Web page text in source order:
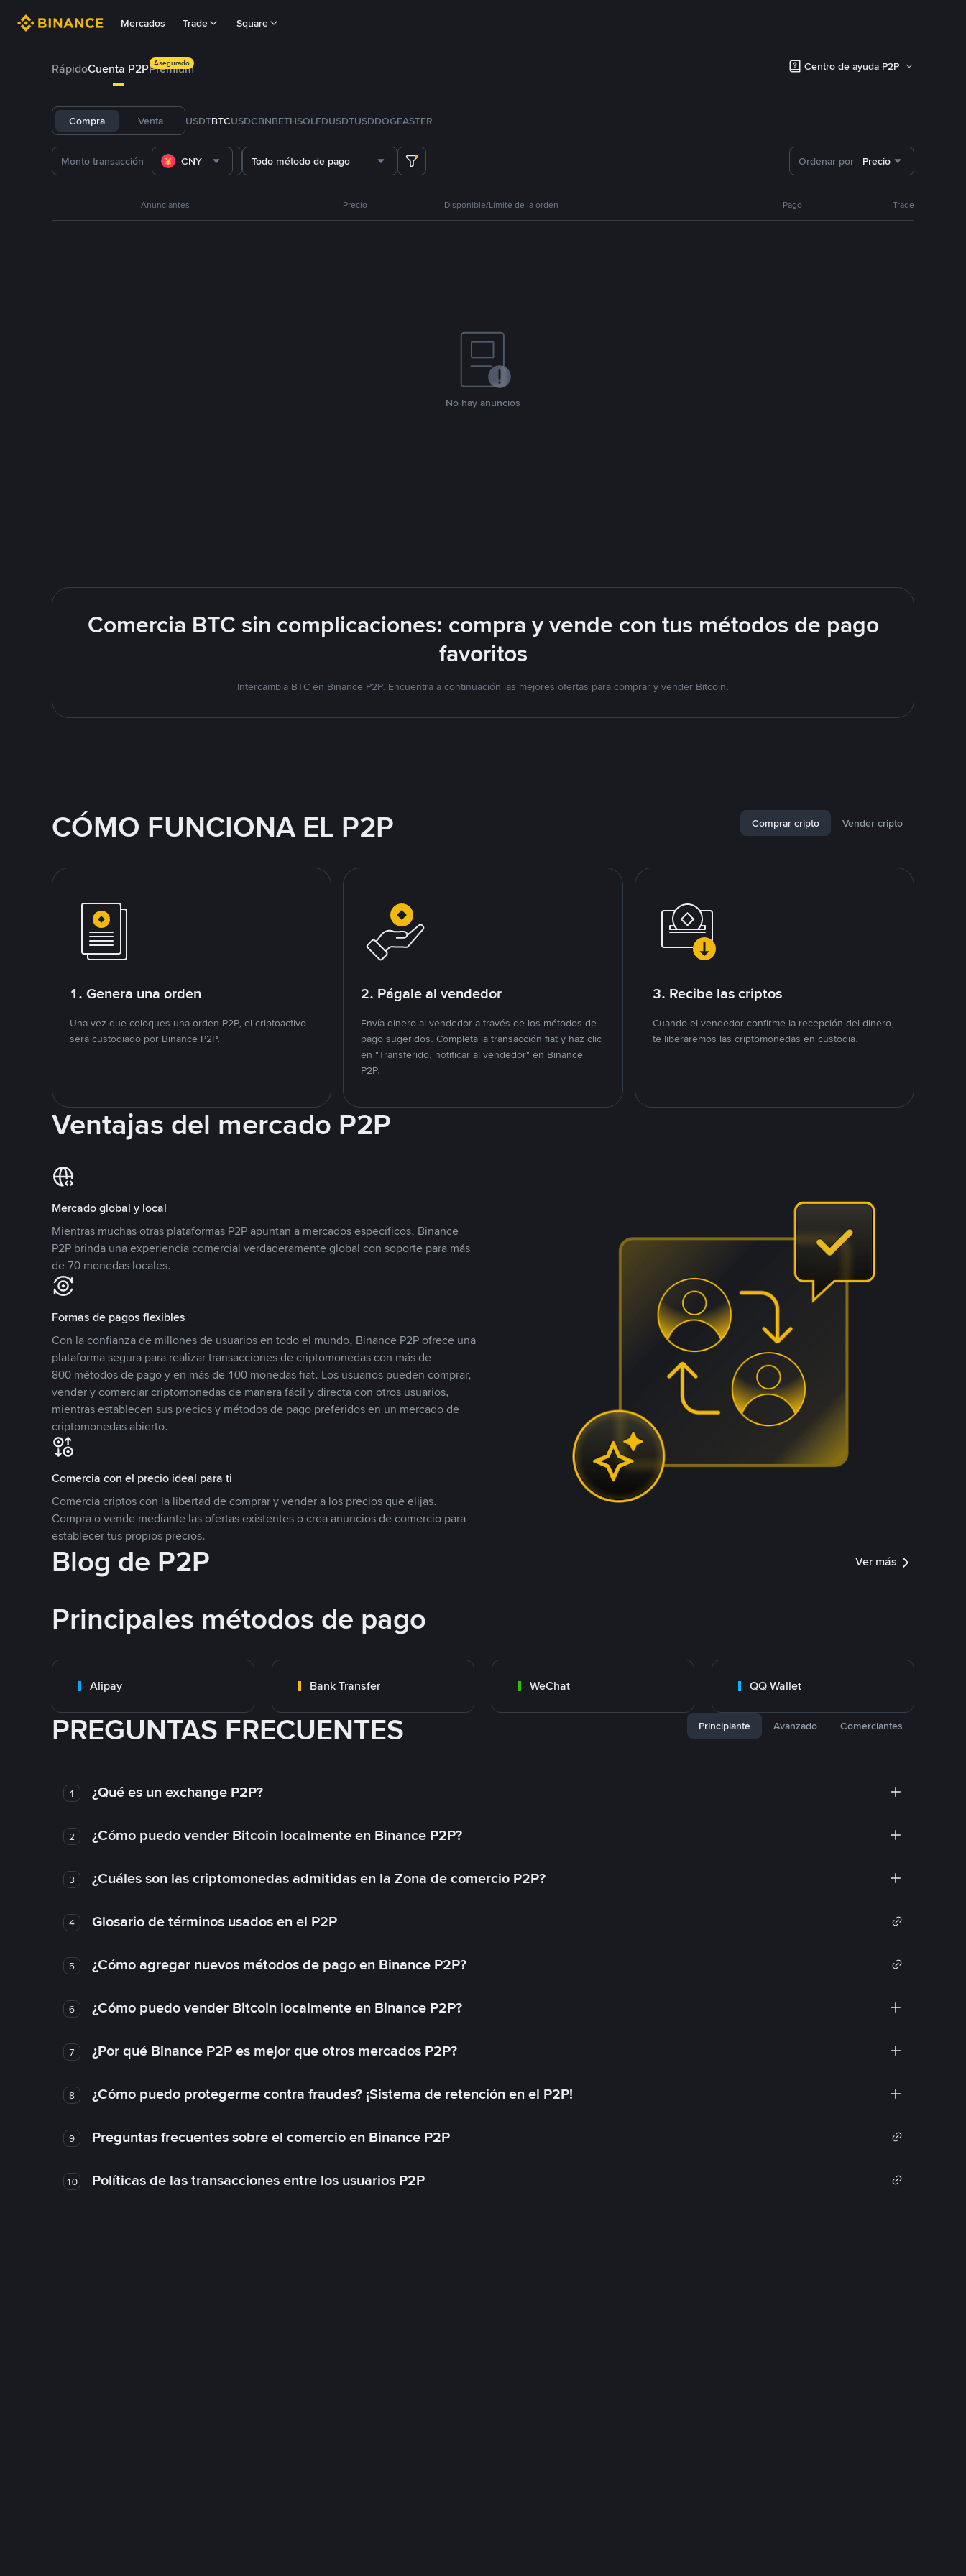
Mercados Trade Square
RápidoCuenta P2PPrémium
Asegurado Centro de ayuda P2P
Compra Venta USDTBTCUSDCBNBETHSOLFDUSDTUSDDOGEASTER
CNY Todo método de pago Ordenar por Precio
Anunciantes Precio Disponible/Límite de la orden Pago Trade
No hay anuncios
Comercia BTC sin complicaciones: compra y vende con tus métodos de pago
favoritos
Intercambia BTC en Binance P2P. Encuentra a continuación las mejores ofertas para comprar y vender Bitcoin.
CÓMO FUNCIONA EL P2P Comprar cripto Vender cripto
1. Genera una orden
Una vez que coloques una orden P2P, el criptoactivo
será custodiado por Binance P2P.
2. Págale al vendedor
Envía dinero al vendedor a través de los métodos de
pago sugeridos. Completa la transacción fiat y haz clic
en "Transferido, notificar al vendedor" en Binance
P2P.
3. Recibe las criptos
Cuando el vendedor confirme la recepción del dinero,
te liberaremos las criptomonedas en custodia.
Ventajas del mercado P2P
Mercado global y local
Mientras muchas otras plataformas P2P apuntan a mercados específicos, Binance
P2P brinda una experiencia comercial verdaderamente global con soporte para más
de 70 monedas locales.
Formas de pagos flexibles
Con la confianza de millones de usuarios en todo el mundo, Binance P2P ofrece una
plataforma segura para realizar transacciones de criptomonedas con más de
800 métodos de pago y en más de 100 monedas fiat. Los usuarios pueden comprar,
vender y comerciar criptomonedas de manera fácil y directa con otros usuarios,
mientras establecen sus precios y métodos de pago preferidos en un mercado de
criptomonedas abierto.
Comercia con el precio ideal para ti
Comercia criptos con la libertad de comprar y vender a los precios que elijas.
Compra o vende mediante las ofertas existentes o crea anuncios de comercio para
establecer tus propios precios.
Blog de P2P Ver más
Principales métodos de pago
Alipay Bank Transfer WeChat QQ Wallet
PREGUNTAS FRECUENTES Principiante Avanzado Comerciantes
1 ¿Qué es un exchange P2P?
2 ¿Cómo puedo vender Bitcoin localmente en Binance P2P?
3 ¿Cuáles son las criptomonedas admitidas en la Zona de comercio P2P?
4 Glosario de términos usados en el P2P
5 ¿Cómo agregar nuevos métodos de pago en Binance P2P?
6 ¿Cómo puedo vender Bitcoin localmente en Binance P2P?
7 ¿Por qué Binance P2P es mejor que otros mercados P2P?
8 ¿Cómo puedo protegerme contra fraudes? ¡Sistema de retención en el P2P!
9 Preguntas frecuentes sobre el comercio en Binance P2P
10 Políticas de las transacciones entre los usuarios P2P